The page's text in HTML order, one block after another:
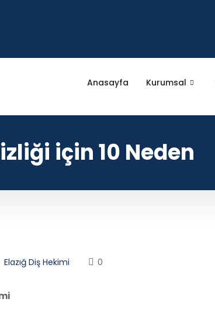
Anasayfa Kurumsal
için 10 Neden
Elazığ Diş Hekimi 0